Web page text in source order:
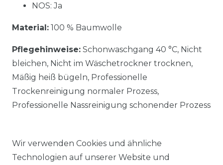
NOS: Ja
Material: 100 % Baumwolle
Pflegehinweise: Schonwaschgang 40 °C, Nicht
bleichen, Nicht im Wäschetrockner trocknen,
Mäßig heiß bügeln, Professionelle
Trockenreinigung normaler Prozess,
Professionelle Nassreinigung schonender Prozess
Wir verwenden Cookies und ähnliche
Technologien auf unserer Website und